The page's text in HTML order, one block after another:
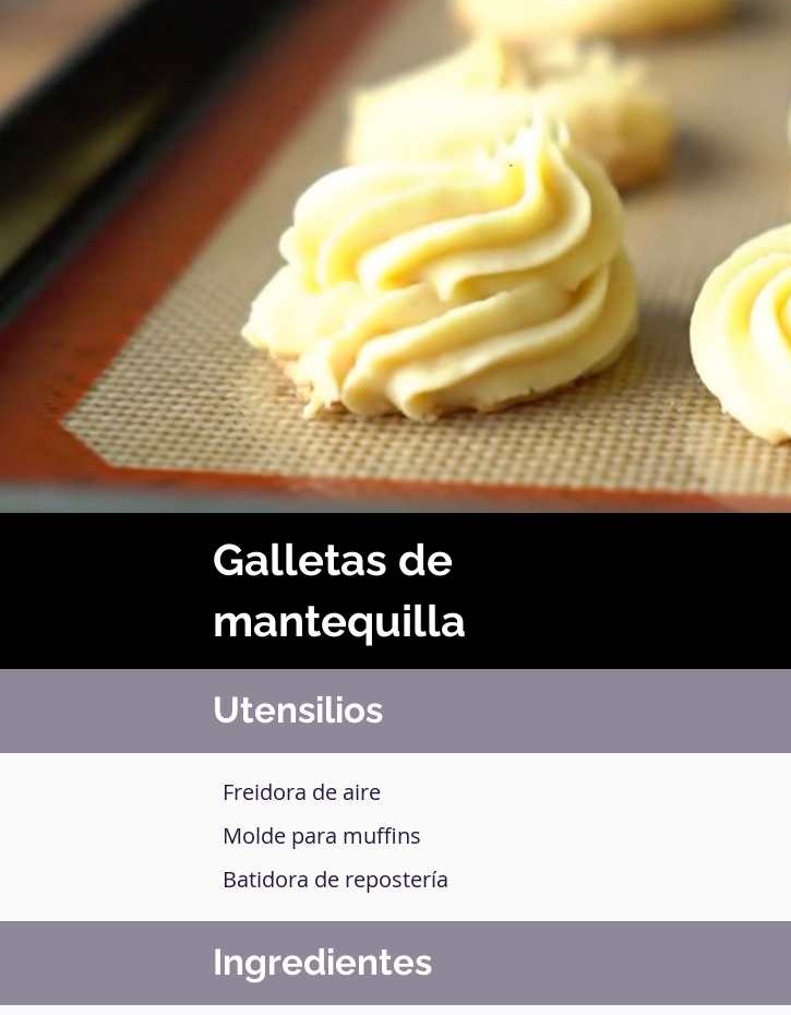
Galletas de
mantequilla
Utensilios
Freidora de aire
Molde para muffins
Batidora de repostería
Ingredientes